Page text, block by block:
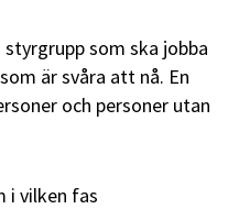
som ska jobba
är svåra att nå. En
och personer utan
i vilken fas